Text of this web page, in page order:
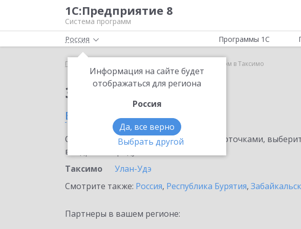
1С:Предприятие 8
Система программ
Россия
Информация на сайте будет
отображаться для региона
Россия
Да, все верно
Выбрать другой
Программы 1С
Главная 1С-Такском в Таксимо
Заказать 1С-Такском
в Таксимо
Ознакомьтесь с информационными карточками,
внедрение продукта.
Таксимо
Улан-Удэ
Смотрите также: Россия, Республика Бурятия,
Партнеры в вашем регионе: